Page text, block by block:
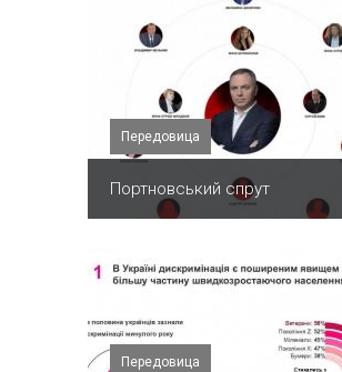
Передовица
Портновський спрут
Передовица